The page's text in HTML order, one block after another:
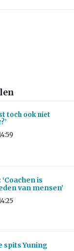
toch ook niet
is
van mensen’
spits Yuning